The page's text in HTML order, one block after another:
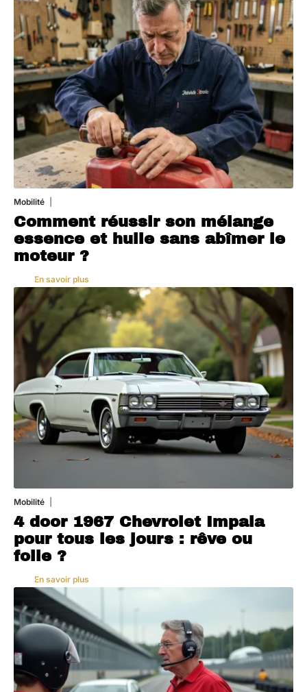
Mobilité
Comment réussir son mélange
essence et huile sans abîmer le
moteur ?
En savoir plus
Mobilité
4 door 1967 Chevrolet Impala
pour tous les jours : rêve ou
folie ?
En savoir plus